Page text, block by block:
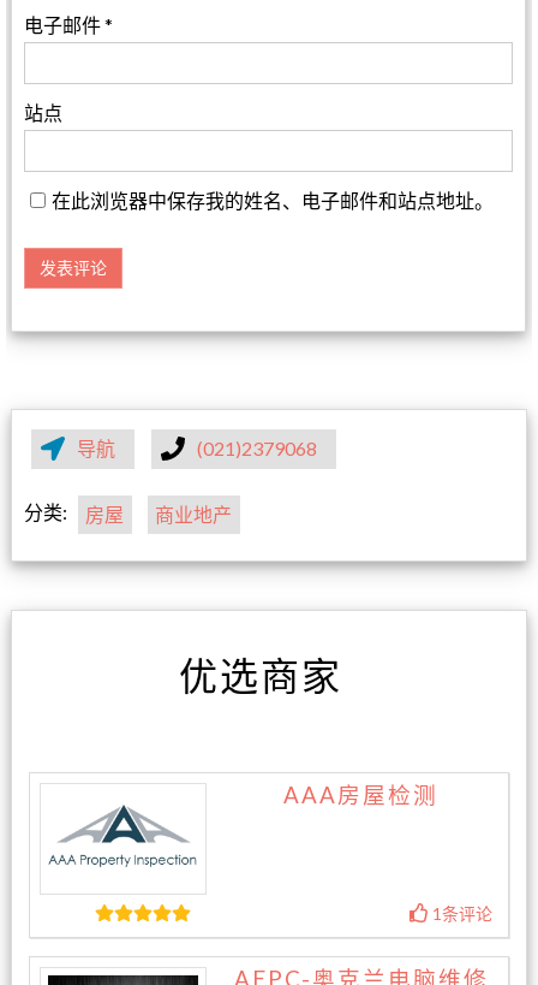
电子邮件*
站点
在此浏览器中保存我的姓名、电子邮件和站点地址。
导航 (021)2379068
分类: 房屋 商业地产
优选商家
AAA房屋检测
1条评论
AEPC-奥克兰电脑维修